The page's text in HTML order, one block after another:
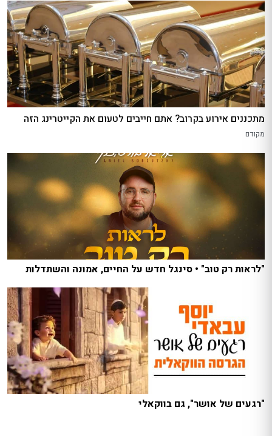
מתכננים אירוע בקרוב? אתם חייבים לטעום את הקייטרינג הזה
מקודם
"לראות רק טוב" • סינגל חדש על החיים, אמונה והשתדלות
"רגעים של אושר", גם בווקאלי